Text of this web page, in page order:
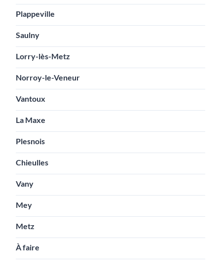
Plappeville
Saulny
Lorry-lès-Metz
Norroy-le-Veneur
Vantoux
La Maxe
Plesnois
Chieulles
Vany
Mey
Metz
À faire